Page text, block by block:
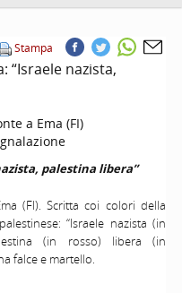
Stampa
“Israele nazista,
a Ema (FI)
palestina libera”
(FI). Scritta coi colori della
“Israele nazista (in
(in rosso) libera (in
falce e martello.